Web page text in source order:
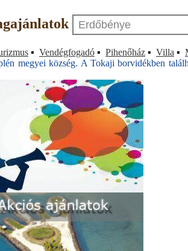
▪ Vendégfogadó ▪ Pihenőház ▪ Villa ▪
megyei község. A Tokaji borvidékben